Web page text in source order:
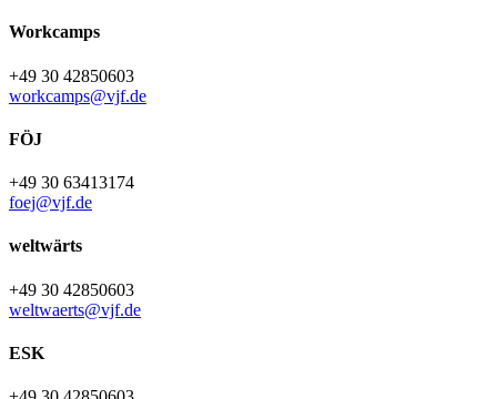
Workcamps
+49 30 42850603
workcamps@vjf.de
FÖJ
+49 30 63413174
foej@vjf.de
weltwärts
+49 30 42850603
weltwaerts@vjf.de
ESK